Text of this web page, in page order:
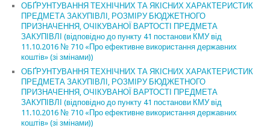
ОБҐРУНТУВАННЯ ТЕХНІЧНИХ ТА ЯКІСНИХ ХАРАКТЕРИСТИК
ПРЕДМЕТА ЗАКУПІВЛІ, РОЗМІРУ БЮДЖЕТНОГО
ПРИЗНАЧЕННЯ, ОЧІКУВАНОЇ ВАРТОСТІ ПРЕДМЕТА
ЗАКУПІВЛІ (відповідно до пункту 41 постанови КМУ від
11.10.2016 № 710 «Про ефективне використання державних
коштів» (зі змінами))
ОБҐРУНТУВАННЯ ТЕХНІЧНИХ ТА ЯКІСНИХ ХАРАКТЕРИСТИК
ПРЕДМЕТА ЗАКУПІВЛІ, РОЗМІРУ БЮДЖЕТНОГО
ПРИЗНАЧЕННЯ, ОЧІКУВАНОЇ ВАРТОСТІ ПРЕДМЕТА
ЗАКУПІВЛІ (відповідно до пункту 41 постанови КМУ від
11.10.2016 № 710 «Про ефективне використання державних
коштів» (зі змінами))